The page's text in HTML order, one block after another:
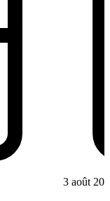
3 août